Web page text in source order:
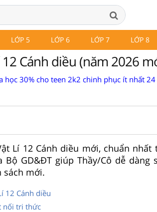
LỚP 5 LỚP 6 LỚP 7 LỚP 8
12 Cánh diều (năm 2026
học 30% cho teen 2k2 chinh phục ít nhất
Lí 12 Cánh diều mới, chuẩn
Bộ GD&ĐT giúp Thầy/Cô dễ
sách mới.
12 Cánh diều
nối tri thức